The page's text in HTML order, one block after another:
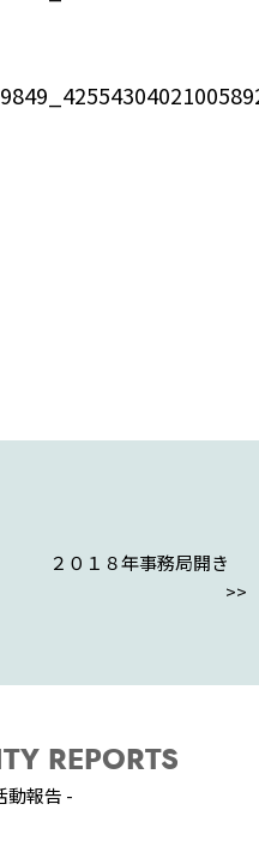
２０１８年事務局開き
>>
REPORTS
動報告 -